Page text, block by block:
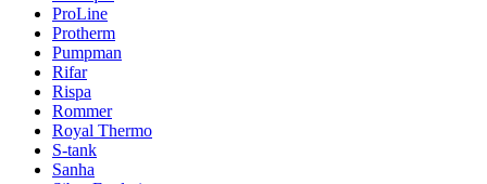
ProLine
Protherm
Pumpman
Rifar
Rispa
Rommer
Royal Thermo
S-tank
Sanha